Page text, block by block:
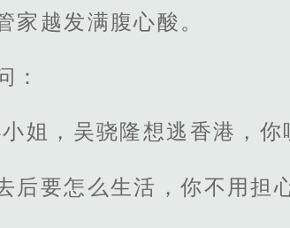
家越发满腹心酸。
：
小姐，吴骁隆想逃香港，
后要怎么生活，你不用担